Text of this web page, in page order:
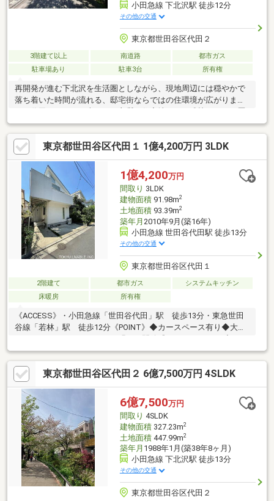
小田急線 下北沢駅 徒歩12分
その他の交通
東京都世田谷区代田２
3階建て以上 南道路
都市ガス
駐車場あり
駐車3台 所有権
再開発が進む下北沢を生活圏としながら、現地周辺には穏やかで
落ち着いた時間が流れる、邸宅街ならではの住環境が広がりま
史を持ち、ゆとりある邸宅が建ち並ぶ、世田谷らしい品格と静け
さを備えた街並みが形成されています。また、南傾斜の地勢によ
る陽当たりや開放感にも優れ、明るく心地よい住空間を実現でき
るポテンシャルも魅力の一つです。さらに、最大4台駐車可能なゆ
とりあるカースペースを確保しており、複数台所有やゲスト利用
にも対応可能。都心へのアクセス利便と、穏やかな住環境を兼ね
備えた、希少性の高い邸宅地です。
東京都世田谷区代田１ 1億4,200万円 3LDK
1億4,200万円
間取り 3LDK
建物面積91.98m2
土地面積93.39m2
築年月 2010年9月(築16年)
小田急線 世田谷代田駅 徒歩13分
その他の交通
東京都世田谷区代田１
2階建て 都市ガス
システムキッチン
床暖房
所有権
《ACCESS》・小田急線「世田谷代田」駅 徒歩13分・東急世田
谷線「若林」駅 徒歩12分《POINT》◆カースペース有り◆大き
なハイサイドライトがあり、明るく開放感のあるLD・Ｋ！◆ゆと
りあるキッチンスペース（4.0畳）◆旧大成建設ハウジング施工の
注文住宅◆各洋室5畳以上あり、利便性の高い間取り◆LDK・洗
面・1階洋室部分5.2畳×2部屋に床暖房付◆納戸、小屋裏収納、ラ
ンドリースペース付き！◆ゆとりあるバルコニー！◆トイレ2箇
所◎◆お庭付戸建て◆若林折返所バス停まで徒歩4分！若林折返
所バス停は始発であり、本数も多く渋谷まで座りながらいけま
す！
東京都世田谷区代田２ 6億7,500万円 4SLDK
6億7,500万円
間取り 4SLDK
建物面積327.23m2
土地面積447.99m2
築年月 1988年1月(築38年8ヶ月)
小田急線 下北沢駅 徒歩13分
その他の交通
東京都世田谷区代田２